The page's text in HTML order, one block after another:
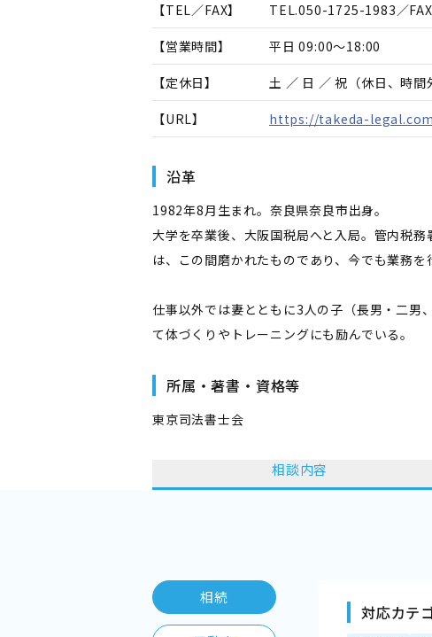
【TEL／FAX】 TEL.050-1725-1983／
【営業時間】 平日 09:00～18:00
【定休日】 土 ／ 日 ／ 祝（休日、時間
【URL】 https://takeda-
沿革
1982年8月生まれ。奈良県奈良市出身。
大学を卒業後、大阪国税局へと入局。管内税
は、この間磨かれたものであり、今でも業務
仕事以外では妻とともに3人の子（長男・二男
て体づくりやトレーニングにも励んでいる。
所属・著書・資格等
東京司法書士会
相談内容
相続
対応カテ